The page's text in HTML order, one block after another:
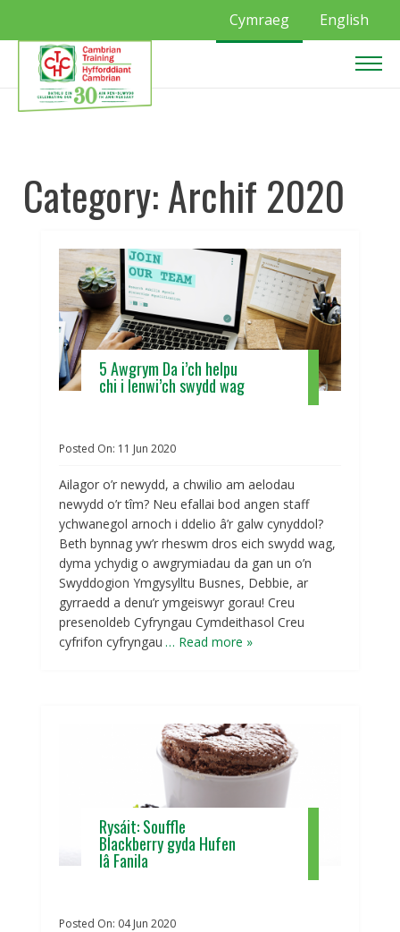
Cymraeg English
Category:Archif 2020
5 Awgrym Da i’ch helpu
chi i lenwi’ch swydd wag
Posted On: 11 Jun 2020
Ailagor o’r newydd, a chwilio am aelodau
newydd o’r tîm? Neu efallai bod angen staff
ychwanegol arnoch i ddelio â’r galw cynyddol?
Beth bynnag yw’r rheswm dros eich swydd wag,
dyma ychydig o awgrymiadau da gan un o’n
Swyddogion Ymgysylltu Busnes, Debbie, ar
gyrraedd a denu’r ymgeiswyr gorau! Creu
presenoldeb Cyfryngau Cymdeithasol Creu
cyfrifon cyfryngau … Read more »
Rysáit: Souffle
Blackberry gyda Hufen
Iâ Fanila
Posted On: 04 Jun 2020